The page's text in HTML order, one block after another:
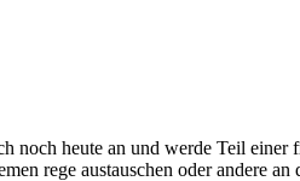
noch heute an und werde Teil
rege austauschen oder andere